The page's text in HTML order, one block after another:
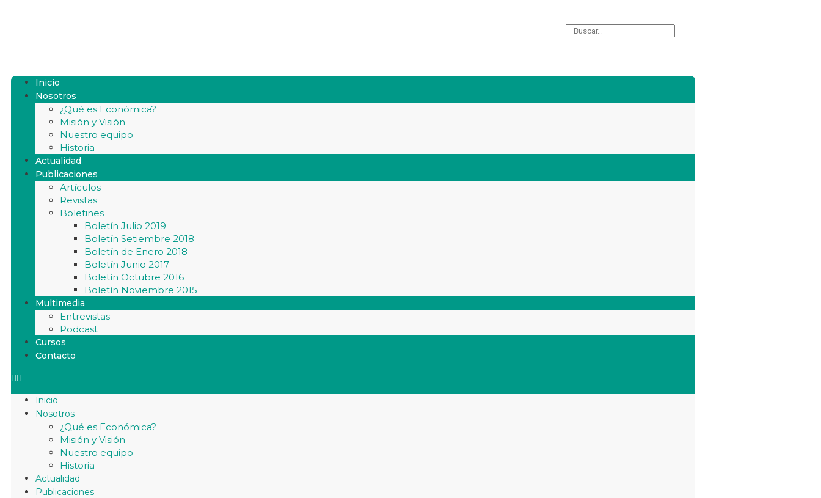
Inicio
Nosotros
¿Qué es Económica?
Misión y Visión
Nuestro equipo
Historia
Actualidad
Publicaciones
Artículos
Revistas
Boletines
Boletín Julio 2019
Boletín Setiembre 2018
Boletín de Enero 2018
Boletín Junio 2017
Boletín Octubre 2016
Boletín Noviembre 2015
Multimedia
Entrevistas
Podcast
Cursos
Contacto
Inicio
Nosotros
¿Qué es Económica?
Misión y Visión
Nuestro equipo
Historia
Actualidad
Publicaciones